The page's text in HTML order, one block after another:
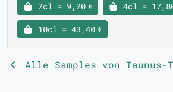
2cl = 9,20 € 4cl =
10cl = 43,40 €
Alle Samples von Taunus-